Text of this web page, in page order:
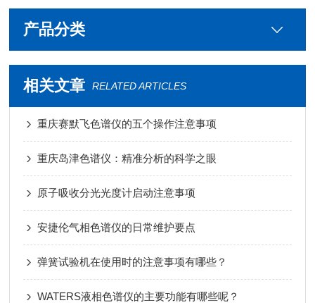
产品分类
相关文章 RELATED ARTICLES
重庆赛默飞色谱仪的五个操作注意事项
重庆岛津色谱仪：精准分析的科学之眼
原子吸收分光光度计启动注意事项
安捷伦气相色谱仪的日常维护要点
弹簧试验机在使用时的注意事项有哪些？
WATERS液相色谱仪的主要功能有哪些呢？